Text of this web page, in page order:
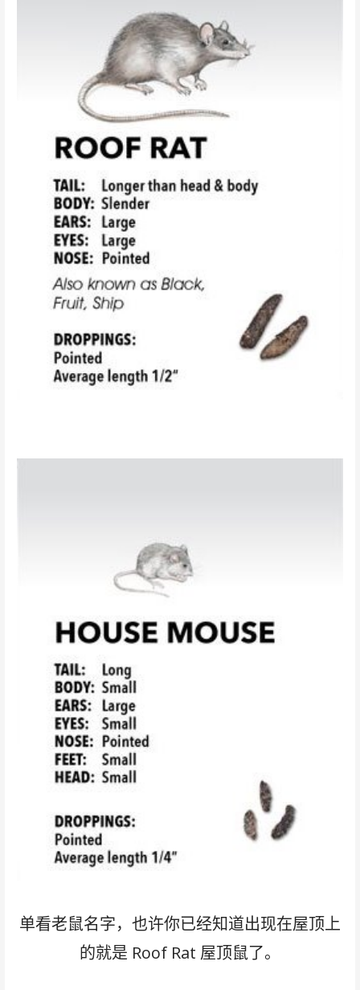
单看老鼠名字，也许你已经知道出现在屋顶上
的就是 Roof Rat 屋顶鼠了。